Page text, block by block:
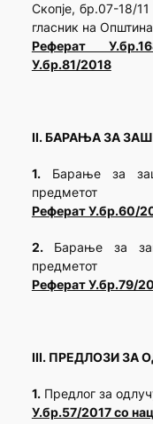
Скопје, бр.07-18/
гласник на
Реферат
У.бр.81/2018
II. БАРАЊА ЗА
1.Барање за
предметот
Реферат У.бр.60/
2.Барање за
предметот
Реферат У.бр.79/
III. ПРЕДЛОЗИ ЗА
1.Предлог за
У.бр.57/2017 со